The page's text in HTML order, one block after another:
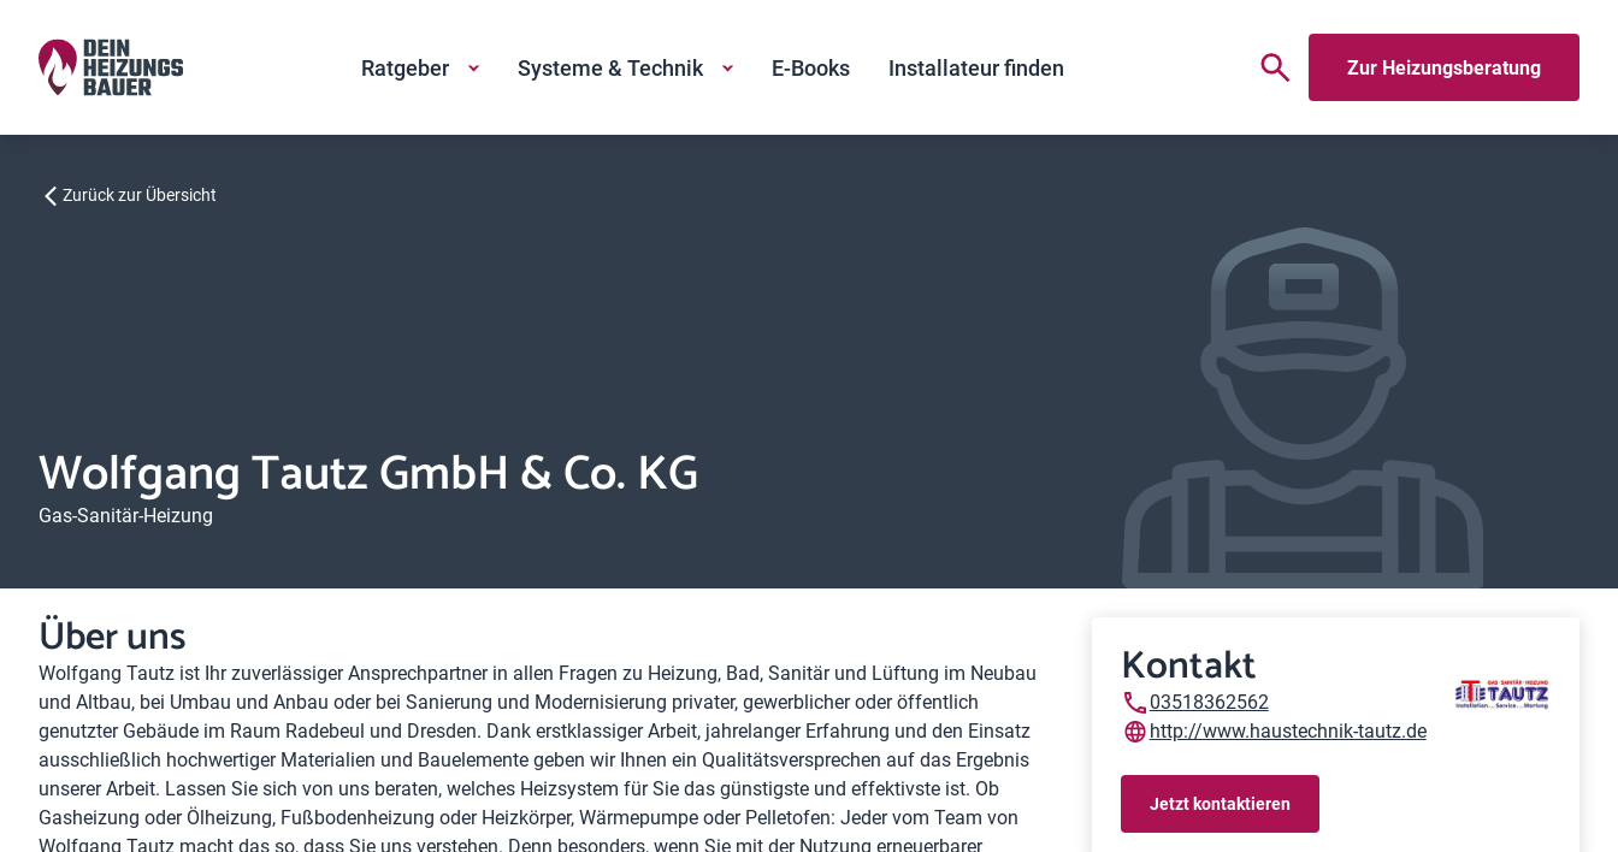
Ratgeber Systeme & Technik E-Books Installateur finden Zur Heizungsberatung
Zurück zur Übersicht
Wolfgang Tautz GmbH & Co. KG
Gas-Sanitär-Heizung
Über uns
Wolfgang Tautz ist Ihr zuverlässiger Ansprech­partner in allen Fragen zu Heizung, Bad, Sanitär und Lüftung im Neubau
und Altbau, bei Umbau und Anbau oder bei Sanierung und Moder­nisie­rung privater, gewerb­licher oder öffent­lich
genutzter Gebäude im Raum Radebeul und Dresden. Dank erst­klas­siger Arbeit, jahre­langer Erfah­rung und den Einsatz
aus­schließ­lich hoch­wertiger Mate­rialien und Bau­ele­mente geben wir Ihnen ein Qualitäts­versprechen auf das Ergebnis
unserer Arbeit. Lassen Sie sich von uns beraten, welches Heizsystem für Sie das günstigste und effektivste ist. Ob
Gasheizung oder Ölheizung, Fußbodenheizung oder Heizkörper, Wärmepumpe oder Pelletofen: Jeder vom Team von
Wolfgang Tautz macht das so, dass Sie uns verstehen. Denn besonders, wenn Sie mit der Nutzung erneuerbarer
Kontakt
03518362562
http://www.haustechnik-tautz.de
Jetzt kontaktieren